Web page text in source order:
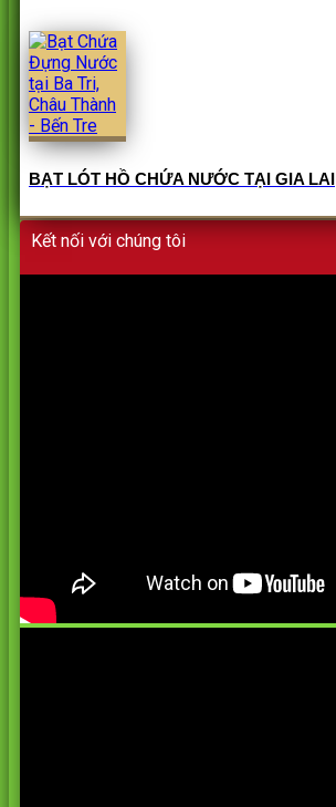
BẠT LÓT HỒ CHỨA NƯỚC TẠI GIA LAI
Kết nối với chúng tôi